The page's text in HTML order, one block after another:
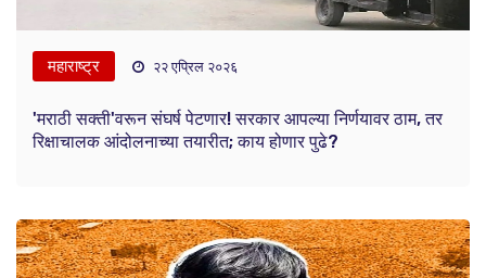
महाराष्ट्र २२ एप्रिल २०२६
'मराठी सक्ती'वरून संघर्ष पेटणार! सरकार आपल्या निर्णयावर ठाम, तर
रिक्षाचालक आंदोलनाच्या तयारीत; काय होणार पुढे?